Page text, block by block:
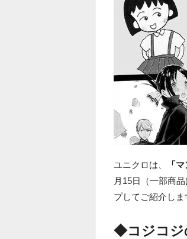
ユニクロは、 「
月15日（一部商
プしてご紹介しま
◆コジコジ